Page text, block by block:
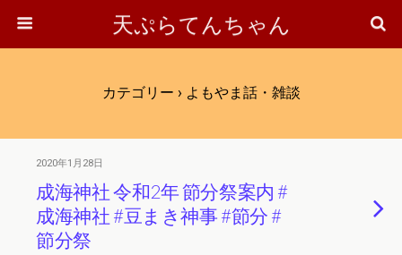
天ぷらてんちゃん
カテゴリー › よもやま話・雑談
2020年1月28日
成海神社 令和2年 節分祭案内 #
成海神社 #豆まき神事 #節分 #
節分祭